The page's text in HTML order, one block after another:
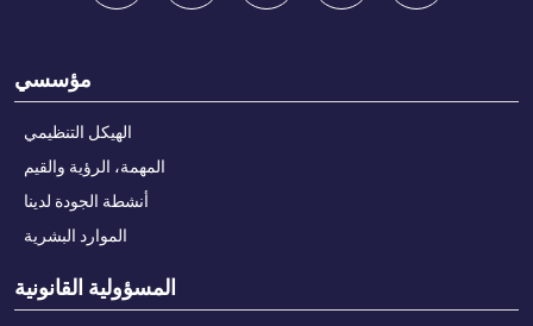
مؤسسي
الهيكل التنظيمي
المهمة، الرؤية والقيم
أنشطة الجودة لدينا
الموارد البشرية
المسؤولية القانونية